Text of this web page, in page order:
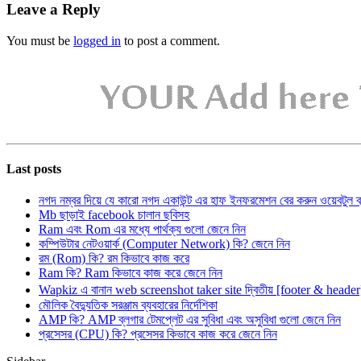
Leave a Reply
You must be logged in to post a comment.
Last posts
নগদ নম্বর দিয়ে যে কারো নগদ একাউন্ট এর হাফ ইনফরমেশন বের করুন ওয়েবটুল
Mb ছাড়াই facebook চালান ছবিসহ
Ram এবং Rom এর মধ্যে পার্থক্য গুলো জেনে নিন
কম্পিউটার নেটওয়ার্ক (Computer Network) কি? জেনে নিন
রম (Rom) কি? রম কিভাবে কাজ করে
Ram কি? Ram কিভাবে কাজ করে জেনে নিন
Wapkiz এ বানান web screenshot taker site দ্বিতীয় [footer &
মৌলিক বৈদ্যুতিক সরঞ্জাম ব্যবহারের নির্দেশিকা
AMP কি? AMP ব্লগার টেমপ্লেট এর সুবিধা এবং অসুবিধা গুলো জেনে নিন
প্রসেসর (CPU) কি? প্রসেসর কিভাবে কাজ করে জেনে নিন